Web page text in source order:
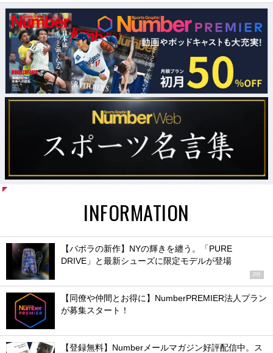
INFORMATION
【バボラの新作】NYの輝きを纏う。「PURE
DRIVE」と最新シューズに限定モデルが登場
PR
【同僚や仲間とお得に】NumberPREMIER法人プラン
が募集スタート！
【登録無料】Numberメールマガジン好評配信中。ス